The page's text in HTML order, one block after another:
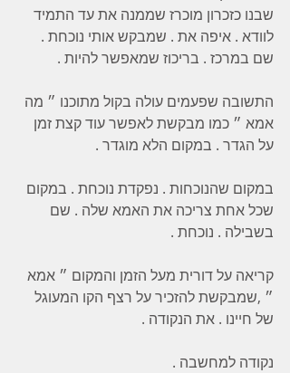
שבנו כזכרון מוכרז שממנה את עד התמיד
לוודא . איפה את . שמבקש אותי נוכחת .
שם במרכז . בריכוז שמאפשר להיות .
התשובה שפעמים עולה בקול מתוכנו ״ מה
אמא ״ כמו מבקשת לאפשר עוד קצת זמן
על הגדר . במקום הלא מוגדר .
במקום שהנוכחות . נפקדת נוכחת . במקום
שכל אחת צריכה את האמא שלה . שם
בשבילה . נוכחת .
קריאה על דורית מעל הזמן והמקום ״ אמא
״ ,שמבקשת להזכיר על רצף הקו המעוגל
של חיינו . את הנקודה .
נקודה למחשבה .